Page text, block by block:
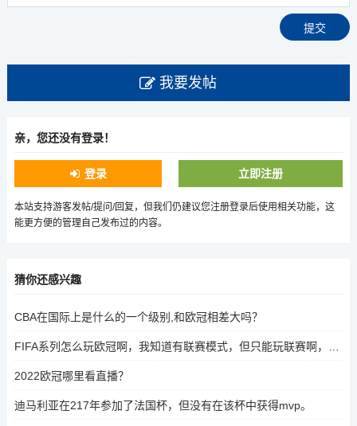
我要发帖
亲，您还没有登录！
登录 立即注册
本站支持游客发帖/提问/回复，但我们仍建议您注册登录后使用相关功能，这
能更方便的管理自己发布过的内容。
猜你还感兴趣
CBA在国际上是什么的一个级别,和欧冠相差大吗？
2022欧冠哪里看直播？
迪马利亚在217年参加了法国杯，但没有在该杯中获得mvp。